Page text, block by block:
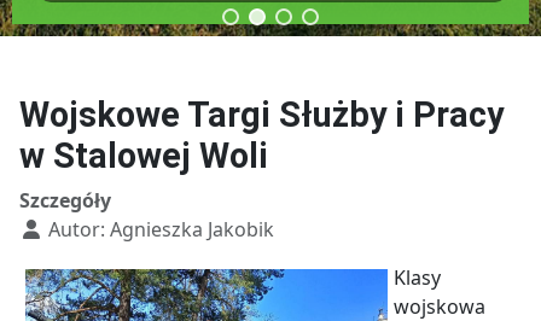
Wojskowe Targi Służby i Pracy
w Stalowej Woli
Szczegóły
Autor: Agnieszka Jakobik
Klasy
wojskowa